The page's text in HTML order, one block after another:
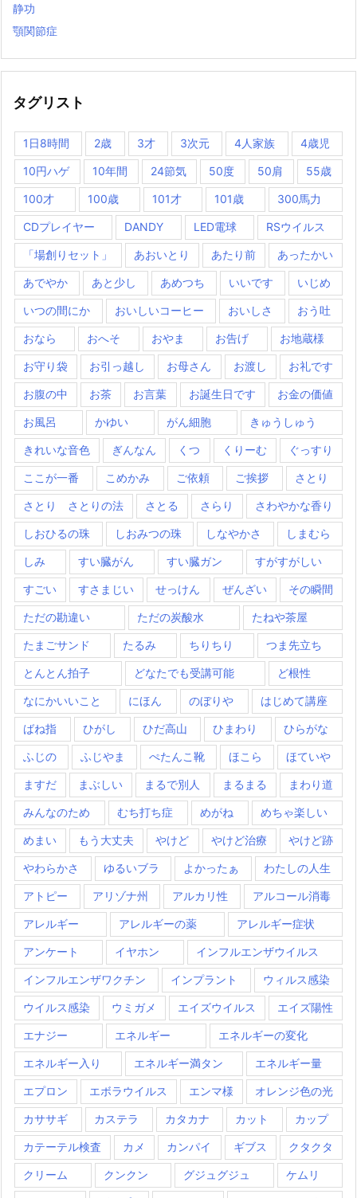
静功
顎関節症
タグリスト
1日8時間 2歳 3才 3次元 4人家族 4歳児
10円ハゲ 10年間 24節気 50度 50肩 55歳
100才 100歳 101才 101歳 300馬力
CDプレイヤー DANDY LED電球 RSウイルス
「場創りセット」 あおいとり あたり前 あったかい
あでやか あと少し あめつち いいです いじめ
いつの間にか おいしいコーヒー おいしさ おう吐
おなら おへそ おやま お告げ お地蔵様
お守り袋 お引っ越し お母さん お渡し お礼です
お腹の中 お茶 お言葉 お誕生日です お金の価値
お風呂 かゆい がん細胞 きゅうしゅう
きれいな音色 ぎんなん くつ くりーむ ぐっすり
ここが一番 こめかみ ご依頼 ご挨拶 さとり
さとり さとりの法 さとる さらり さわやかな香り
しおひるの珠 しおみつの珠 しなやかさ しまむら
しみ すい臓がん すい臓ガン すがすがしい
すごい すさまじい せっけん ぜんざい その瞬間
ただの勘違い ただの炭酸水 たねや茶屋
たまごサンド たるみ ちりちり つま先立ち
とんとん拍子 どなたでも受講可能 ど根性
なにかいいこと にほん のぼりや はじめて講座
ばね指 ひがし ひだ高山 ひまわり ひらがな
ふじの ふじやま ぺたんこ靴 ほこら ほていや
ますだ まぶしい まるで別人 まるまる まわり道
みんなのため むち打ち症 めがね めちゃ楽しい
めまい もう大丈夫 やけど やけど治療 やけど跡
やわらかさ ゆるいブラ よかったぁ わたしの人生
アトピー アリゾナ州 アルカリ性 アルコール消毒
アレルギー アレルギーの薬 アレルギー症状
アンケート イヤホン インフルエンザウイルス
インフルエンザワクチン インプラント ウィルス感染
ウイルス感染 ウミガメ エイズウイルス エイズ陽性
エナジー エネルギー エネルギーの変化
エネルギー入り エネルギー満タン エネルギー量
エプロン エボラウイルス エンマ様 オレンジ色の光
カササギ カステラ カタカナ カット カップ
カテーテル検査 カメ カンパイ ギブス クタクタ
クリーム クンクン グジュグジュ ケムリ